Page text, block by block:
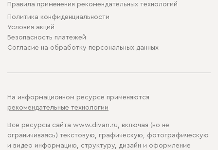
Правила применения рекомендательных технологий
Политика конфиденциальности
Условия акций
Безопасность платежей
Cогласие на обработку персональных данных
На информационном ресурсе применяются
рекомендательные технологии
Все ресурсы сайта www.divan.ru, включая (но не
ограничиваясь) текстовую, графическую, фотографическую
и видео информацию, структуру, дизайн и оформление